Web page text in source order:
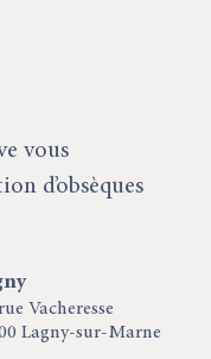
vous
d’obsèques
Vacheresse
Lagny-sur-Marne